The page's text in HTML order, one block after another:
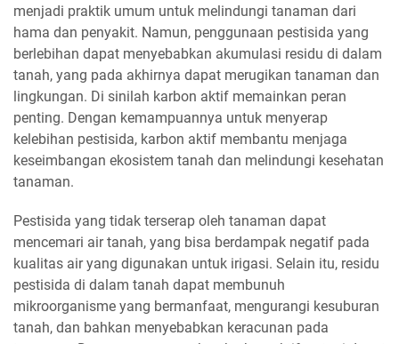
menjadi praktik umum untuk melindungi tanaman dari
hama dan penyakit. Namun, penggunaan pestisida yang
berlebihan dapat menyebabkan akumulasi residu di dalam
tanah, yang pada akhirnya dapat merugikan tanaman dan
lingkungan. Di sinilah karbon aktif memainkan peran
penting. Dengan kemampuannya untuk menyerap
kelebihan pestisida, karbon aktif membantu menjaga
keseimbangan ekosistem tanah dan melindungi kesehatan
tanaman.
Pestisida yang tidak terserap oleh tanaman dapat
mencemari air tanah, yang bisa berdampak negatif pada
kualitas air yang digunakan untuk irigasi. Selain itu, residu
pestisida di dalam tanah dapat membunuh
mikroorganisme yang bermanfaat, mengurangi kesuburan
tanah, dan bahkan menyebabkan keracunan pada